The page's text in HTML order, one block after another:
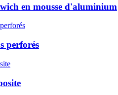
en mousse d'aluminium
perforés